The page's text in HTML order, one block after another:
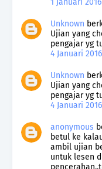
1 Januari
Unknown
Ujian yang
pengajar yg
4 Januari
Unknown
Ujian yang
pengajar yg
4 Januari
anonymous
betul ke
ambil ujian
untuk lesen